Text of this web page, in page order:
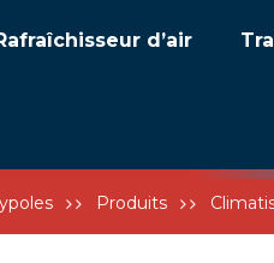
d’air
Produits